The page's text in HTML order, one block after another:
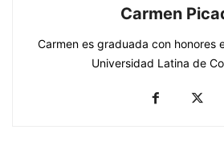
Carmen
Carmen es graduada con honores
Universidad Latina de